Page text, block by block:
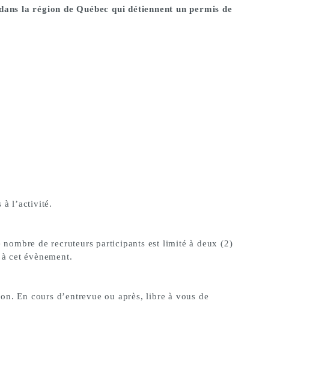
la région de Québec qui détiennent un permis de
à l’activité.
nombre de recruteurs participants est limité à deux (2)
cet évènement.
En cours d’entrevue ou après, libre à vous de